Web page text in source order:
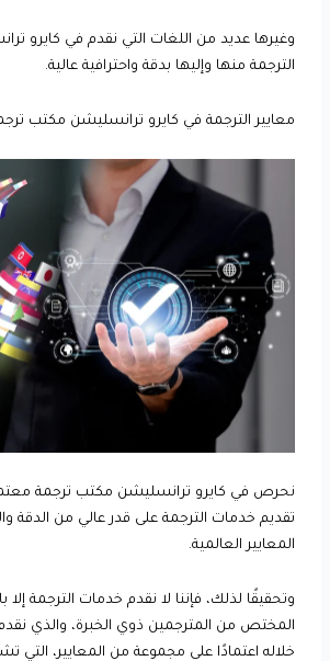
وغيرها عديد من اللغات التي نقدم في كايرو
الترجمة منها وإليها بدقة واحترافية عالية.
معايير الترجمة في كايرو ترانسليشن مكتب
نحرص في كايرو ترانسليشن مكتب ترجمة
تقديم خدمات الترجمة على قدر عالي من الدقة
المعايير العالمية.
وتحقيقًا لذلك، فإننا لا نقدم خدمات الترجمة إلا
المختص من المترجمين ذوي الخبرة، والذي
خلاله اعتمادًا على مجموعة من المعايير، التي